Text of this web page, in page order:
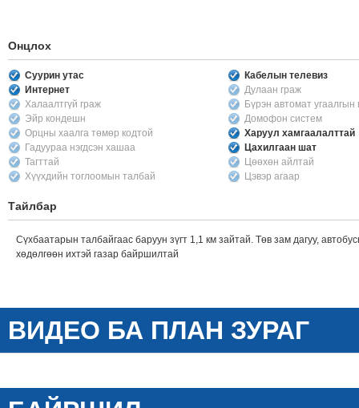
Онцлох
Суурин утас
Кабелын телевиз
Интернет
Дулаан граж
Халаалтгүй граж
Бүрэн автомат
Эйр кондешн
Домофон систем
Орцны хаалга төмөр кодтой
Харуул хамгаалалттай
Гадуураа нэгдсэн хашаа
Цахилгаан шат
Тагттай
Цөөхөн айлтай
Хүүхдийн тоглоомын талбай
Цэвэр агаар
Тайлбар
Сүхбаатарын талбайгаас баруун зүгт 1,1 км зайтай. Төв зам дагуу,
хөдөлгөөн ихтэй газар байршилтай
ВИДЕО БА ПЛАН ЗУРАГ